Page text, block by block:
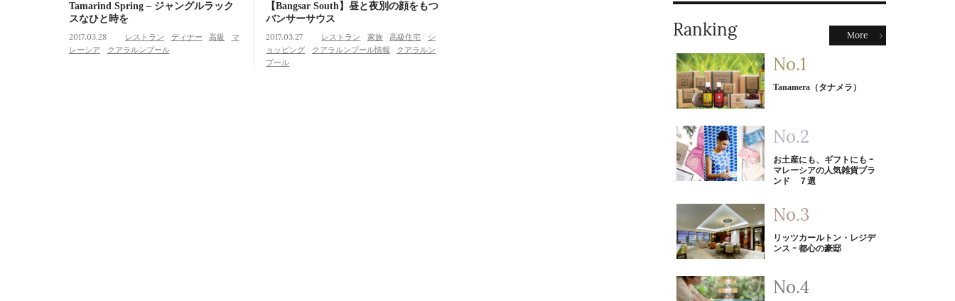
Tamarind Spring – ジャングルラック
スなひと時を
2017.03.28 レストラン ディナー 高級
マ
レーシア
クアラルンプール
【Bangsar South】昼と夜別の顔をもつ
バンサーサウス
2017.03.27 レストラン 家族 高級住宅
シ
ョッピング
クアラルンプール情報
クアラルン
プール
Ranking More
Tanamera（タナメラ）
お土産にも、ギフトにも ｰ
マレーシアの人気雑貨ブラ
ンド ７選
リッツカールトン・レジデ
ンス ｰ 都心の豪邸